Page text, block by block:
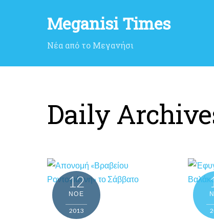
Meganisi Times
Νέα από το Μεγανήσι
Daily
12
ΝΟΈ
2013